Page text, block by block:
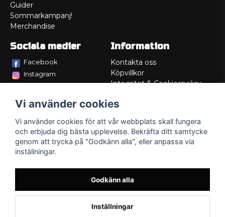
Guider
Sommarkampanj!
Merchandise
Sociala medier
Facebook
Instagram
Information
Kontakta oss
Köpvillkor
Integritet & Cookiespolicy
Service/Garanti
Lådritning
Om oss
Vi använder cookies
Vi använder cookies för att vår webbplats skall fungera
och erbjuda dig bästa upplevelse. Bekräfta ditt samtycke
genom att trycka på "Godkänn alla", eller anpassa via
inställningar.
Godkänn alla
Inställningar